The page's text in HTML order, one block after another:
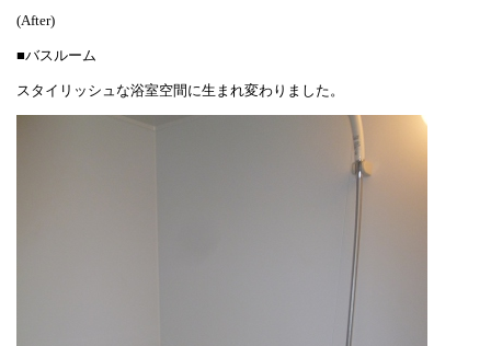
(After)
■バスルーム
スタイリッシュな浴室空間に生まれ変わりました。